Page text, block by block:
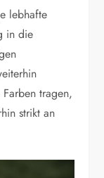
lebhafte
in die
tragen,
strikt an